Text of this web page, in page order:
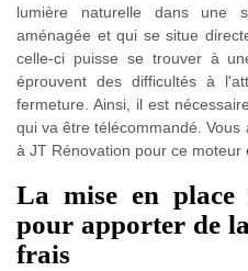
lumière naturelle dans une
aménagée et qui se situe
celle-ci puisse se trouver à
éprouvent des difficultés à
fermeture. Ainsi, il est
qui va être télécommandé.
à JT Rénovation pour ce
La mise en
pour apporter de
frais